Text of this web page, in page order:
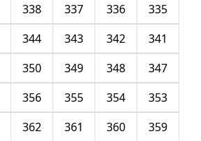
335
336
337
338
341
342
343
344
347
348
349
350
353
354
355
356
359
360
361
362